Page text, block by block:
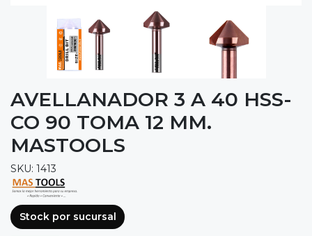
AVELLANADOR 3 A 40 HSS-
CO 90 TOMA 12 MM.
MASTOOLS
SKU: 1413
Stock por sucursal